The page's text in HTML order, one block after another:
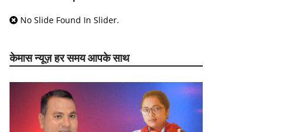
No Slide Found In Slider.
केमास न्यूज़ हर समय आपके साथ